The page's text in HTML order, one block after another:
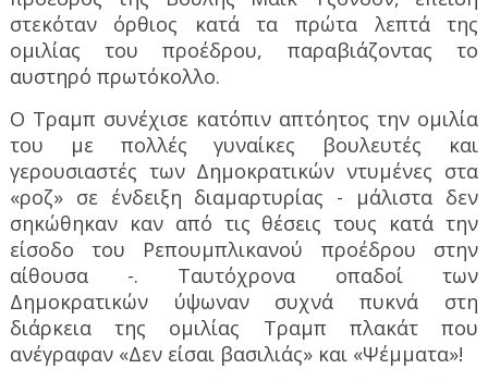
στεκόταν όρθιος κατά τα πρώτα λεπτά της
ομιλίας του προέδρου, παραβιάζοντας το
αυστηρό πρωτόκολλο.
Ο Τραμπ συνέχισε κατόπιν απτόητος την ομιλία
του με πολλές γυναίκες βουλευτές και
γερουσιαστές των Δημοκρατικών ντυμένες στα
«ροζ» σε ένδειξη διαμαρτυρίας - μάλιστα δεν
σηκώθηκαν καν από τις θέσεις τους κατά την
είσοδο του Ρεπουμπλικανού προέδρου στην
αίθουσα -. Ταυτόχρονα οπαδοί των
Δημοκρατικών ύψωναν συχνά πυκνά στη
διάρκεια της ομιλίας Τραμπ πλακάτ που
ανέγραφαν «Δεν είσαι βασιλιάς» και «Ψέμματα»!